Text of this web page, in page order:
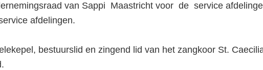
van Sappi Maastricht voor de service
afdelingen.
bestuurslid en zingend lid van het zangkoor St.